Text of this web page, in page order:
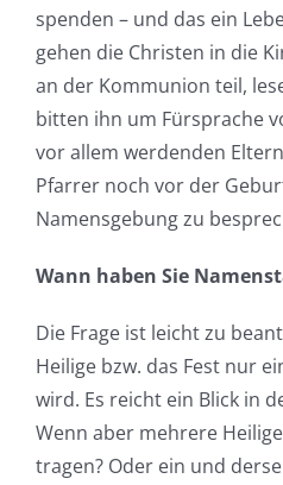
spenden – und das ein
gehen die Christen in die
an der Kommunion teil,
bitten ihn um Fürsprache
vor allem werdenden
Pfarrer noch vor der
Namensgebung zu
Wann haben Sie
Die Frage ist leicht zu
Heilige bzw. das Fest nur
wird. Es reicht ein Blick in
Wenn aber mehrere
tragen? Oder ein und